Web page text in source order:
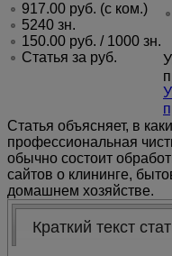
917.00 руб. (с ком.)
5240 зн.
150.00 руб. / 1000 зн.
Статья за руб.
Статья объясняет, в
профессиональная
обычно состоит
сайтов о клининге,
домашнем хозяйстве.
Краткий текст